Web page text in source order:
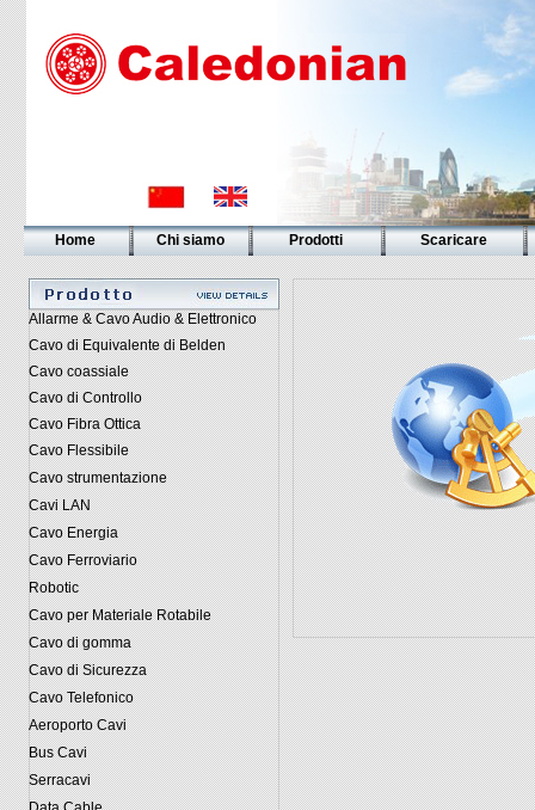
Home Chi siamo Prodotti Scaricare
Allarme & Cavo Audio & Elettronico
Cavo di Equivalente di Belden
Cavo coassiale
Cavo di Controllo
Cavo Fibra Ottica
Cavo Flessibile
Cavo strumentazione
Cavi LAN
Cavo Energia
Cavo Ferroviario
Robotic
Cavo per Materiale Rotabile
Cavo di gomma
Cavo di Sicurezza
Cavo Telefonico
Aeroporto Cavi
Bus Cavi
Serracavi